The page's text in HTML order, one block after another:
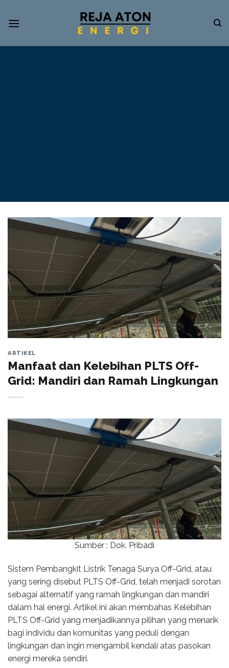
Informasi
ARTIKEL
Manfaat dan Kelebihan PLTS Off-
Grid: Mandiri dan Ramah Lingkungan
Sumber : Dok. Pribadi
Sistem Pembangkit Listrik Tenaga Surya Off-Grid, atau
yang sering disebut PLTS Off-Grid, telah menjadi sorotan
sebagai alternatif yang ramah lingkungan dan mandiri
dalam hal energi. Artikel ini akan membahas Kelebihan
PLTS Off-Grid yang menjadikannya pilihan yang menarik
bagi individu dan komunitas yang peduli dengan
lingkungan dan ingin mengambil kendali atas pasokan
energi mereka sendiri.